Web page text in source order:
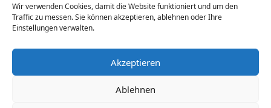
Wir verwenden Cookies, damit die Website funktioniert und um den
Traffic zu messen. Sie können akzeptieren, ablehnen oder Ihre
Einstellungen verwalten.
Akzeptieren
Ablehnen
Affiliate-Hinweis
Wie SaveSleuth Geld verdient
Datenschutz
Nutzungsbedingungen